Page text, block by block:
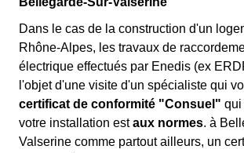
Dans le cas de la construction d'un
Rhône-Alpes, les travaux de
électrique effectués par Enedis (ex
l'objet d'une visite d'un spécialiste qui
certificat de conformité "Consuel" qui
votre installation estaux normes. à
Valserine comme partout ailleurs, un